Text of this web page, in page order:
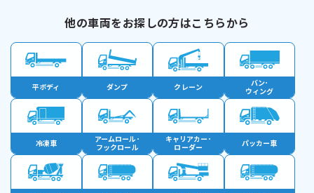
他の車両をお探しの方はこちらから
平ボディ ダンプ クレーン
バン･
ウィング
冷凍車
アームロール･
フックロール
キャリアカー･
ローダー
パッカー車